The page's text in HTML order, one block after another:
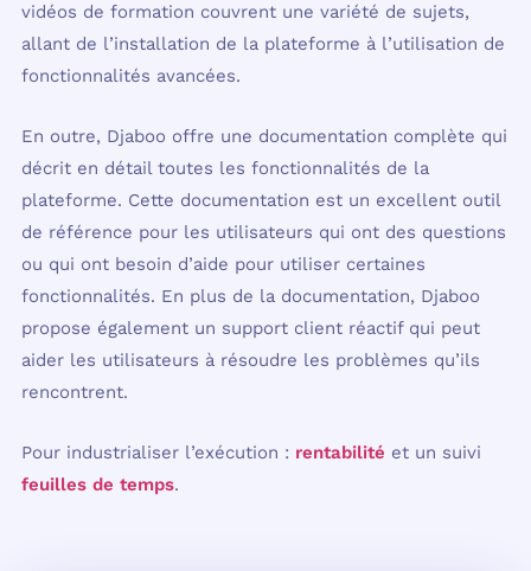
vidéos de formation couvrent une variété de sujets,
allant de l’installation de la plateforme à l’utilisation de
fonctionnalités avancées.
En outre, Djaboo offre une documentation complète qui
décrit en détail toutes les fonctionnalités de la
plateforme. Cette documentation est un excellent outil
de référence pour les utilisateurs qui ont des questions
ou qui ont besoin d’aide pour utiliser certaines
fonctionnalités. En plus de la documentation, Djaboo
propose également un support client réactif qui peut
aider les utilisateurs à résoudre les problèmes qu’ils
rencontrent.
Pour industrialiser l’exécution : rentabilité et un suivi
feuilles de temps.